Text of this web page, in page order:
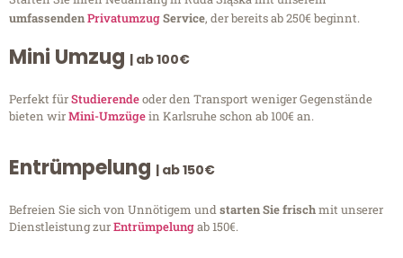
umfassendenPrivatumzugService, der bereits ab 250€ beginnt.
Mini Umzug | ab 100€
Perfekt fürStudierendeoder den Transport weniger Gegenstände
bieten wirMini-Umzügein Karlsruhe schon ab 100€ an.
Entrümpelung | ab 150€
Befreien Sie sich von Unnötigem undstarten Sie frischmit unserer
Dienstleistung zurEntrümpelungab 150€.